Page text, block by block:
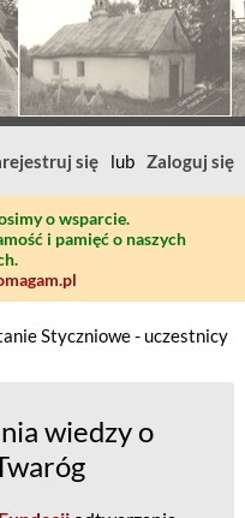
się lub Zaloguj się
o wsparcie.
i pamięć o naszych
Styczniowe - uczestnicy
wiedzy o